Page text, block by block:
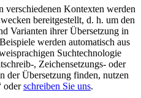
verschiedenen Kontexten werden
bereitgestellt, d. h. um den
Varianten ihrer Übersetzung in
werden automatisch aus
Suchtechnologie
, Zeichensetzungs- oder
der Übersetzung finden, nutzen
oderschreiben Sie uns.